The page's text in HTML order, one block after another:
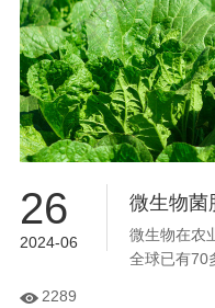
26
2024-06
微生物菌
微生物在农
全球已有70
2289